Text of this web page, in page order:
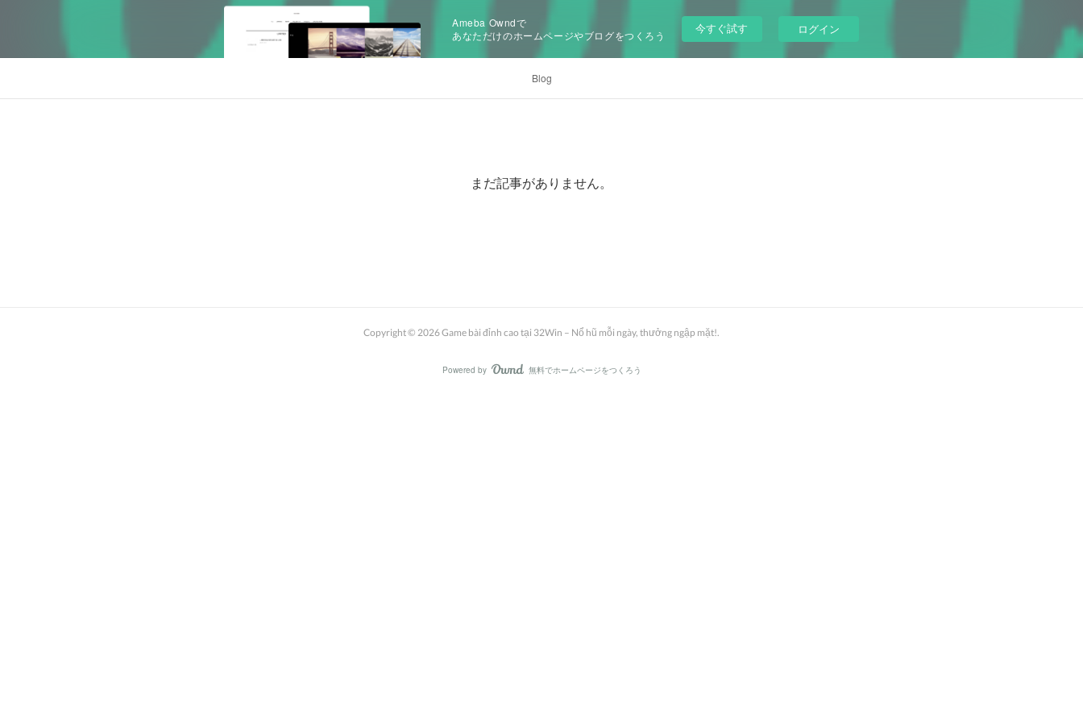
Ameba Owndで
あなただけのホームページやブログをつくろう
今すぐ試す ログイン
Blog
まだ記事がありません。
Copyright © 2026Game bài đỉnh cao tại 32Win – Nổ hũ mỗi ngày, thưởng ngập mặt!.
Powered by AmebaOwnd
無料でホームページをつくろう